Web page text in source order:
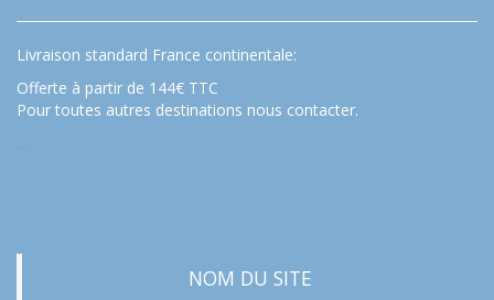
Livraison standard France continentale:
Offerte à partir de 144€ TTC
Pour toutes autres destinations nous contacter.
…
NOM DU SITE